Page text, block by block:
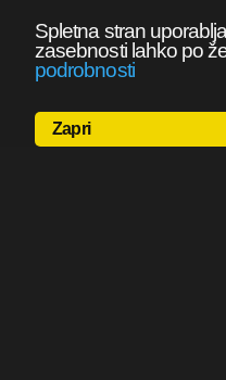
Spletna stran
zasebnosti lahko po
podrobnosti
Zapri